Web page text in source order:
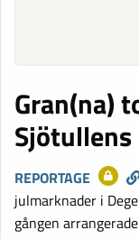
Gran(na)
REPORTAGE
julmarknader i
gången